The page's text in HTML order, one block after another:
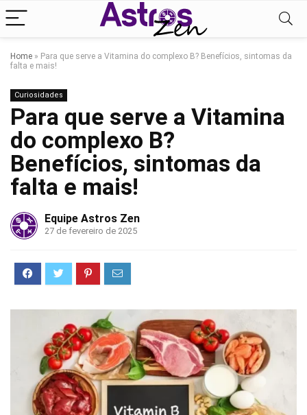
Home » Para que serve a Vitamina do complexo B? Benefícios, sintomas da
falta e mais!
Curiosidades
Para que serve a Vitamina
do complexo B?
Benefícios, sintomas da
falta e mais!
Equipe Astros Zen
27 de fevereiro de 2025